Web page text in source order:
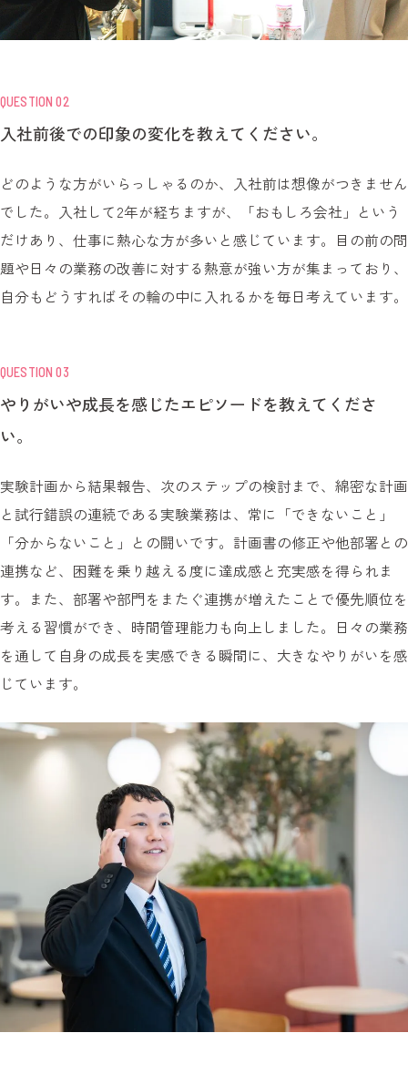
QUESTION 02
入社前後での印象の変化を教えてください。
どのような方がいらっしゃるのか、入社前は想像がつきません
でした。入社して2年が経ちますが、「おもしろ会社」という
だけあり、仕事に熱心な方が多いと感じています。目の前の問
題や日々の業務の改善に対する熱意が強い方が集まっており、
自分もどうすればその輪の中に入れるかを毎日考えています。
QUESTION 03
やりがいや成長を感じたエピソードを教えてくださ
い。
実験計画から結果報告、次のステップの検討まで、綿密な計画
と試行錯誤の連続である実験業務は、常に「できないこと」
「分からないこと」との闘いです。計画書の修正や他部署との
連携など、困難を乗り越える度に達成感と充実感を得られま
す。また、部署や部門をまたぐ連携が増えたことで優先順位を
考える習慣ができ、時間管理能力も向上しました。日々の業務
を通して自身の成長を実感できる瞬間に、大きなやりがいを感
じています。